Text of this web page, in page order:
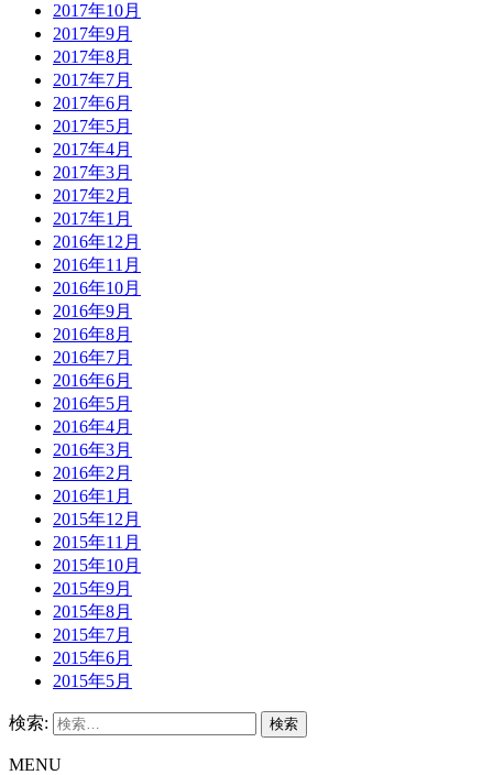
2017年10月
2017年9月
2017年8月
2017年7月
2017年6月
2017年5月
2017年4月
2017年3月
2017年2月
2017年1月
2016年12月
2016年11月
2016年10月
2016年9月
2016年8月
2016年7月
2016年6月
2016年5月
2016年4月
2016年3月
2016年2月
2016年1月
2015年12月
2015年11月
2015年10月
2015年9月
2015年8月
2015年7月
2015年6月
2015年5月
検索:
MENU